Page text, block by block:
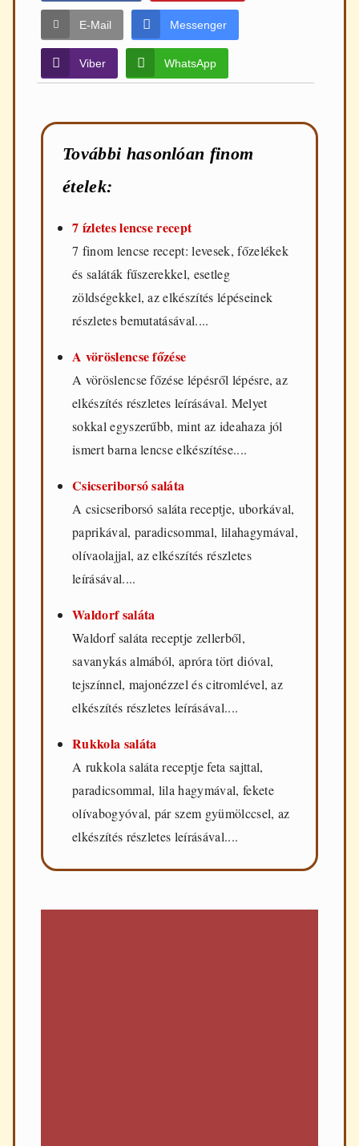
E-Mail Messenger
Viber WhatsApp
További hasonlóan finom
ételek:
7 ízletes lencse recept
7 finom lencse recept: levesek, főzelékek
és saláták fűszerekkel, esetleg
zöldségekkel, az elkészítés lépéseinek
részletes bemutatásával....
A vöröslencse főzése
A vöröslencse főzése lépésről lépésre, az
elkészítés részletes leírásával. Melyet
sokkal egyszerűbb, mint az ideahaza jól
ismert barna lencse elkészítése....
Csicseriborsó saláta
A csicseriborsó saláta receptje, uborkával,
paprikával, paradicsommal, lilahagymával,
olívaolajjal, az elkészítés részletes
leírásával....
Waldorf saláta
Waldorf saláta receptje zellerből,
savanykás almából, apróra tört dióval,
tejszínnel, majonézzel és citromlével, az
elkészítés részletes leírásával....
Rukkola saláta
A rukkola saláta receptje feta sajttal,
paradicsommal, lila hagymával, fekete
olívabogyóval, pár szem gyümölccsel, az
elkészítés részletes leírásával....